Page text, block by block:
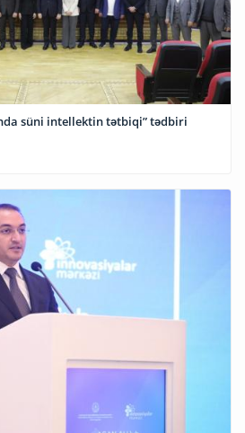
süni intellektin tətbiqi” tədbiri